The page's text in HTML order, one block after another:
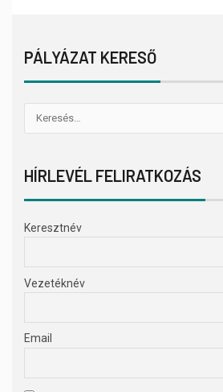
PÁLYÁZAT KERESŐ
HÍRLEVÉL FELIRATKOZÁS
Keresztnév
Vezetéknév
Email